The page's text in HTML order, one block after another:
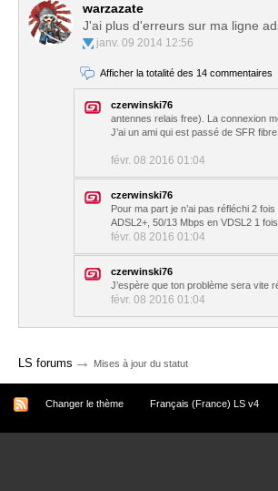
warzazate
J'ai plus d'erreurs sur ma ligne
janv. 09 2014 12:56
Afficher la totalité des 14 commentaires
czerwinski76
antennes relais free). La connexion
J’ai un ami qui est passé de SFR
févr. 08 2016 01:04
czerwinski76
Pour ma part je n’ai pas réfléchi 2
ADSL2+, 50/13 Mbps en VDSL2 1
févr. 08 2016 01:04
czerwinski76
J’espère que ton problème sera vite
févr. 08 2016 01:04
LS forums → Mises à jour du statut
Changer le thème Français (France) LS v4